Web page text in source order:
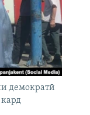
демократӣ